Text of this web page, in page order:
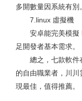
多開數量因系統有別
7.linux 虛擬機
安卓能完美模擬
足開發者基本需求。
總之，七款軟件
的自由職業者，川
現最佳，值得推薦。